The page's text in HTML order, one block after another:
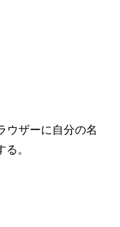
ウザーに自分の名
。